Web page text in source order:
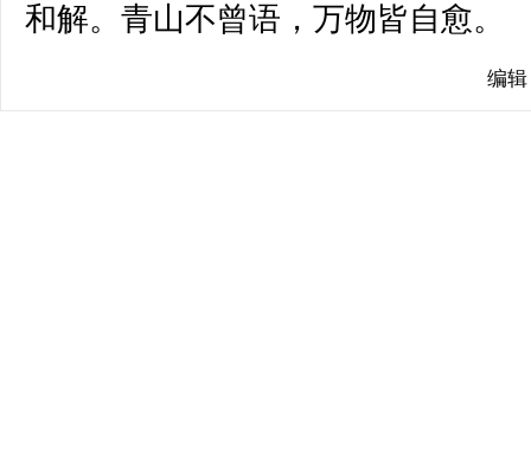
和解。青山不曾语，万物皆自愈。
编